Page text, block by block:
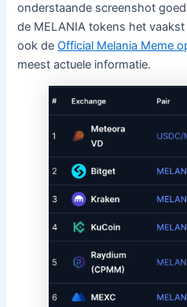
onderstaande screenshot
de MELANIA tokens het
ook deOfficial Melania Meme
meest actuele informatie.